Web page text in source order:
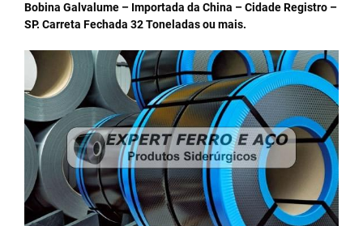
Bobina Galvalume – Importada da China – Cidade Registro –
SP. Carreta Fechada 32 Toneladas ou mais.